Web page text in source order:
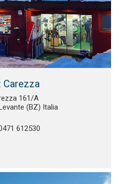
Carezza
161/A
(BZ) Italia
612530